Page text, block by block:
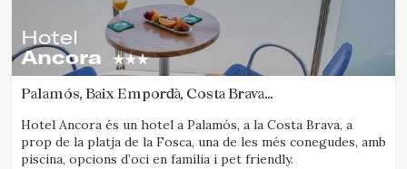
Hotel
Ancora
Palamós, Baix Empordà, Costa Brava
Hotel Ancora és un hotel a Palamós, a la Costa Brava, a
prop de la platja de la Fosca, una de les més conegudes, amb
piscina, opcions d’oci en família i pet friendly.